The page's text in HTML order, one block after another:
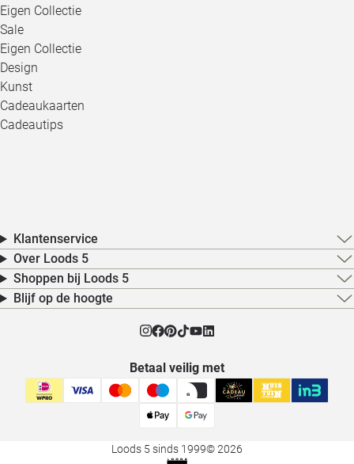
Eigen Collectie
Sale
Eigen Collectie
Design
Kunst
Cadeaukaarten
Cadeautips
Klantenservice
Over Loods 5
Shoppen bij Loods 5
Blijf op de hoogte
Betaal veilig met
Loods 5 sinds 1999© 2026